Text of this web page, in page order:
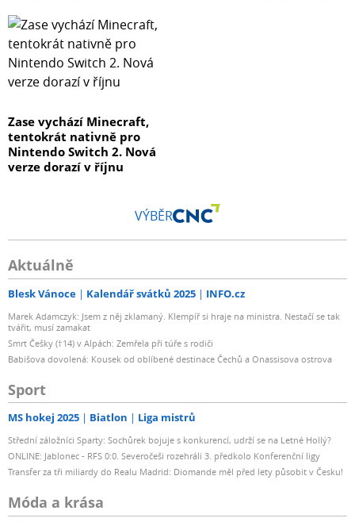
Zase vychází Minecraft,
tentokrát nativně pro
Nintendo Switch 2. Nová
verze dorazí v říjnu
VÝBĚR
Aktuálně
Blesk Vánoce Kalendář svátků 2025 INFO.cz
Marek Adamczyk: Jsem z něj zklamaný. Klempíř si hraje na ministra. Nestačí se tak
tvářit, musí zamakat
Smrt Češky (†14) v Alpách: Zemřela při túře s rodiči
Babišova dovolená: Kousek od oblíbené destinace Čechů a Onassisova ostrova
Sport
MS hokej 2025 Biatlon Liga mistrů
Střední záložníci Sparty: Sochůrek bojuje s konkurencí, udrží se na Letné Hollý?
ONLINE: Jablonec - RFS 0:0. Severočeši rozehráli 3. předkolo Konferenční ligy
Transfer za tři miliardy do Realu Madrid: Diomande měl před lety působit v Česku!
Móda a krása